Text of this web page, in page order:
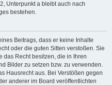
Unterpunkt a bleibt auch nach
bestehen.
Beitrags, dass er keine Inhalte
oder die guten Sitten verstoßen. Sie
das Recht besitzen, die in Ihren
Bilder zu setzen bzw. zu verwenden.
Hausrecht aus. Bei Verstößen gegen
anderer im Board veröffentlichten